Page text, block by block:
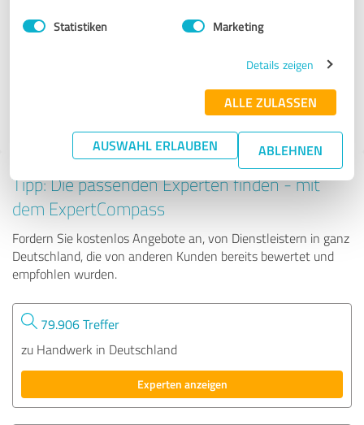
Statistiken Marketing
Details zeigen
ALLE ZULASSEN
AUSWAHL ERLAUBEN ABLEHNEN
Schramm Fensterbau
Tipp: Die passenden Experten finden - mit
dem ExpertCompass
Fordern Sie kostenlos Angebote an, von Dienstleistern in ganz
Deutschland, die von anderen Kunden bereits bewertet und
empfohlen wurden.
79.906 Treffer
zu Handwerk in Deutschland
Experten anzeigen